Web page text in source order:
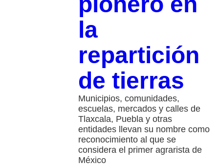
la
repartición
de tierras
Municipios, comunidades,
escuelas, mercados y calles de
Tlaxcala, Puebla y otras
entidades llevan su nombre como
reconocimiento al que se
considera el primer agrarista de
México